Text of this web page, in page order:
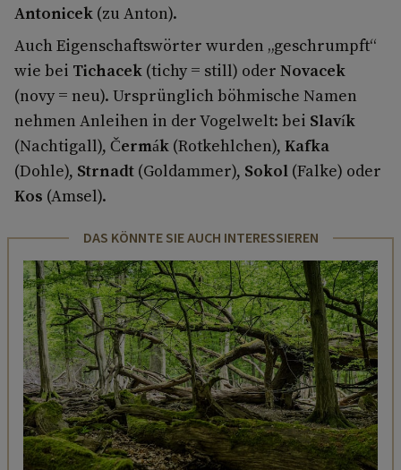
Antonicek (zu Anton).
Auch Eigenschaftswörter wurden „geschrumpft“
wie bei Tichacek (tichy = still) oder Novacek
(novy = neu). Ursprünglich böhmische Namen
nehmen Anleihen in der Vogelwelt: bei Slavík
(Nachtigall), Čermák (Rotkehlchen), Kafka
(Dohle), Strnadt (Goldammer), Sokol (Falke) oder
Kos (Amsel).
DAS KÖNNTE SIE AUCH INTERESSIEREN